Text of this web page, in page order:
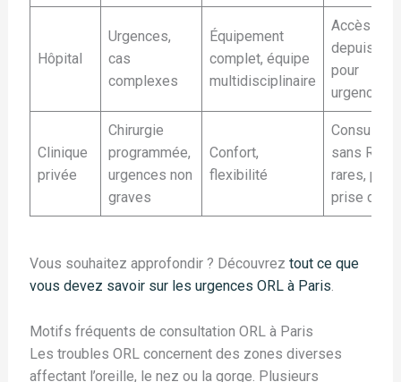
Hôpital
Urgences,
cas
complexes
Équipement
complet, équipe
multidisciplinaire
Accès
depuis
pour
urgences
Clinique
privée
Chirurgie
programmée,
urgences non
graves
Confort,
flexibilité
sans RDV
rares,
prise de
Vous souhaitez approfondir ? Découvrez tout ce que
vous devez savoir sur les urgences ORL à Paris.
Motifs fréquents de consultation ORL à Paris
Les troubles ORL concernent des zones diverses
affectant l’oreille, le nez ou la gorge. Plusieurs